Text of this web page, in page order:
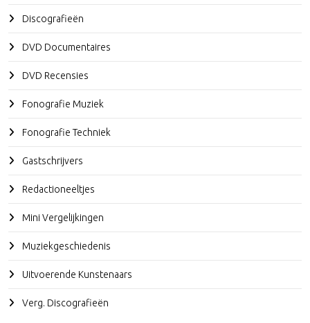
Discografieën
DVD Documentaires
DVD Recensies
Fonografie Muziek
Fonografie Techniek
Gastschrijvers
Redactioneeltjes
Mini Vergelijkingen
Muziekgeschiedenis
Uitvoerende Kunstenaars
Verg. Discografieën